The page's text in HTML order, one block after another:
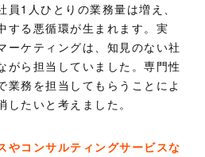
員1人ひとりの業務量は増え、
する悪循環が生まれます。実
ーケティングは、知見のない社
がら担当していました。専門性
業務を担当してもらうことによ
たいと考えました。
コンサルティングサービスな